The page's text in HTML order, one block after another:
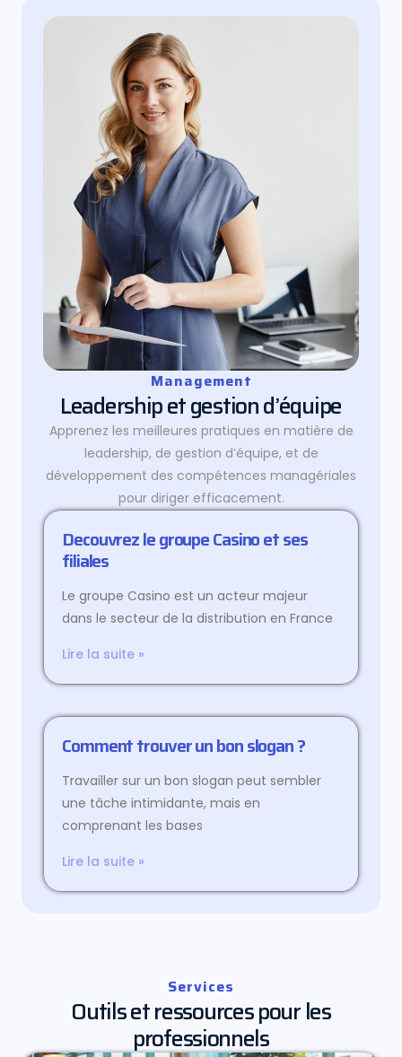
Management
Leadership et gestion d’équipe
Apprenez les meilleures pratiques en matière de
leadership, de gestion d’équipe, et de
développement des compétences managériales
pour diriger efficacement.
Decouvrez le groupe Casino et ses
filiales
Le groupe Casino est un acteur majeur
dans le secteur de la distribution en France
Lire la suite »
Comment trouver un bon slogan ?
Travailler sur un bon slogan peut sembler
une tâche intimidante, mais en
comprenant les bases
Lire la suite »
Services
Outils et ressources pour les
professionnels